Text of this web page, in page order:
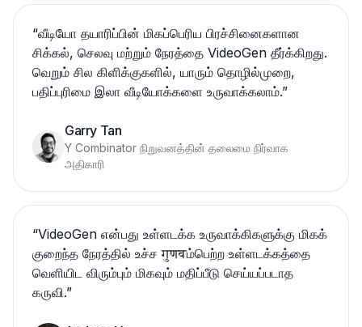
“வீடியோ தயாரிப்பின் மிகப்பெரிய பிரச்சினைகளான
சிக்கல், செலவு மற்றும் நேரத்தை VideoGen தீர்க்கிறது.
வெறும் சில கிளிக்குகளில், யாரும் தொழில்முறை,
பதிப்புரிமை இலா வீடியோக்களை உருவாக்கலாம்.”
Garry Tan
Y Combinator நிறுவனத்தின் தலைமை நிர்வாக
அதிகாரி
“VideoGen என்பது உள்ளடக்க உருவாக்கிகளுக்கு மிகக்
குறைந்த நேரத்தில் உச்ச गुणवம்பெற்ற உள்ளடக்கத்தை
வெளியிட விரும்பும் மிகவும் மதிப்பீடு செய்யப்படாத
கருவி.”